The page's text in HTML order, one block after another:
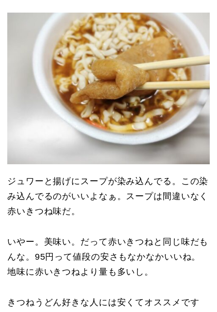
ジュワーと揚げにスープが染み込んでる。この染
み込んでるのがいいよなぁ。スープは間違いなく
赤いきつね味だ。
いやー。美味い。だって赤いきつねと同じ味だも
んな。95円って値段の安さもなかなかいいね。
地味に赤いきつねより量も多いし。
きつねうどん好きな人には安くてオススメです